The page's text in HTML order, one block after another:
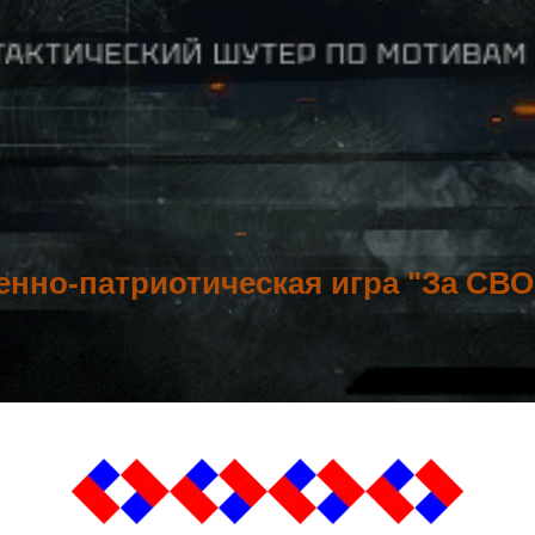
патриотическая игра "За